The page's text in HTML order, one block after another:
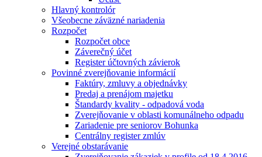
Hlavný kontrolór
Všeobecne záväzné nariadenia
Rozpočet
Rozpočet obce
Záverečný účet
Register účtovných závierok
Povinné zverejňovanie informácií
Faktúry, zmluvy a objednávky
Predaj a prenájom majetku
Štandardy kvality - odpadová voda
Zverejňovanie v oblasti komunálneho odpadu
Zariadenie pre seniorov Bohunka
Centrálny register zmlúv
Verejné obstarávanie